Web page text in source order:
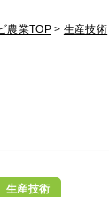
農業TOP> 生産技術
生産技術